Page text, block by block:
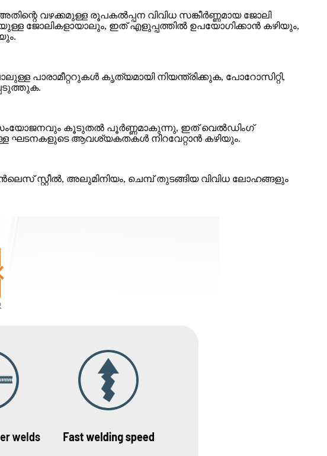
വഴക്കമുള്ള രൂപകൽപ്പന വിവിധ സങ്കീർണ്ണമായ ജോലി
ജോലികളായാലും, ഇത് എളുപ്പത്തിൽ ഉപയോഗിക്കാൻ കഴിയും,
കൃത്യമായി നിയന്ത്രിക്കുക, പോറോസിറ്റി,
സംയോജനവും കൂടുതൽ പൂർണ്ണമാകുന്നു, ഇത് വെൽഡിംഗ്
ഘടനകളുടെ ആവശ്യകതകൾ നിറവേറ്റാൻ കഴിയും.
സ്റ്റീൽ, അലുമിനിയം, ചെമ്പ് തുടങ്ങിയ വിവിധ ലോഹങ്ങളും